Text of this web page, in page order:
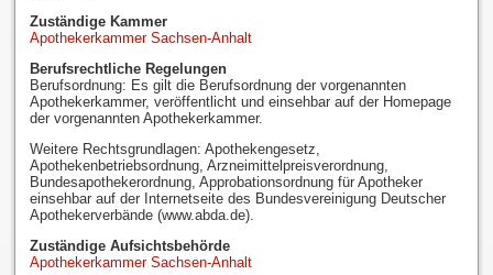
Zuständige Kammer
Apothekerkammer Sachsen-Anhalt
Berufsrechtliche Regelungen
Berufsordnung: Es gilt die Berufsordnung der vorgenannten
Apothekerkammer, veröffentlicht und einsehbar auf der Homepage
der vorgenannten Apothekerkammer.
Weitere Rechtsgrundlagen: Apothekengesetz,
Apothekenbetriebsordnung, Arzneimittelpreisverordnung,
Bundesapothekerordnung, Approbationsordnung für Apotheker
einsehbar auf der Internetseite des Bundesvereinigung Deutscher
Apothekerverbände (www.abda.de).
Zuständige Aufsichtsbehörde
Apothekerkammer Sachsen-Anhalt